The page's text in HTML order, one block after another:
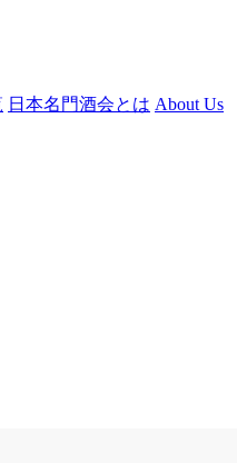
日本名門酒会とは About Us